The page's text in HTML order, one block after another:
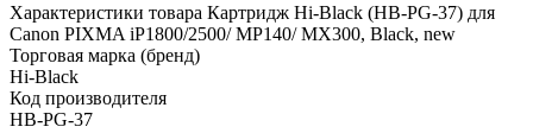
Характеристики товара Картридж Hi-Black (HB-PG-37) для
Canon PIXMA iP1800/2500/ MP140/ MX300, Black, new
Торговая марка (бренд)
Hi-Black
Код производителя
HB-PG-37